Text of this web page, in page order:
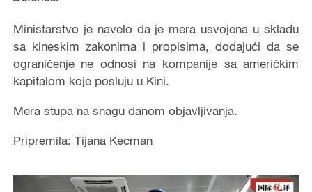
Ministarstvo je navelo da je mera usvojena u skladu
sa kineskim zakonima i propisima, dodajući da se
ograničenje ne odnosi na kompanije sa američkim
kapitalom koje posluju u Kini.
Mera stupa na snagu danom objavljivanja.
Pripremila: Tijana Kecman